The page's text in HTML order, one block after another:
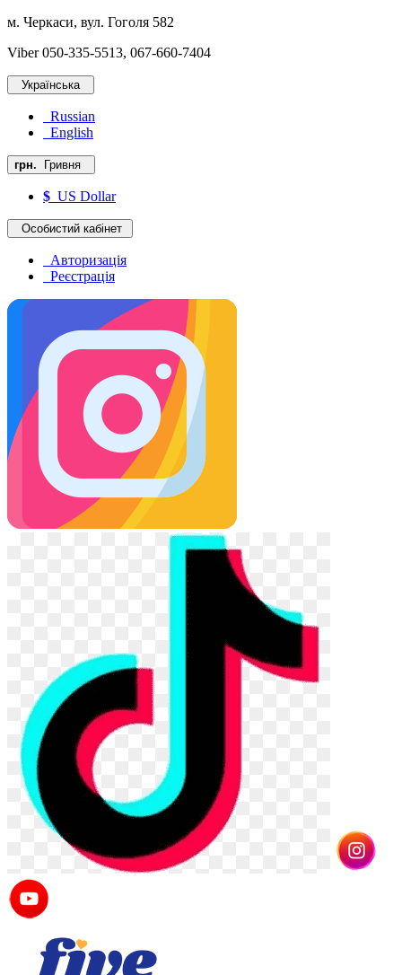
м. Черкаси, вул. Гоголя 582
Viber 050-335-5513, 067-660-7404
Українська
Russian
English
грн. Гривня
$ US Dollar
Особистий кабінет
Авторизація
Реєстрація